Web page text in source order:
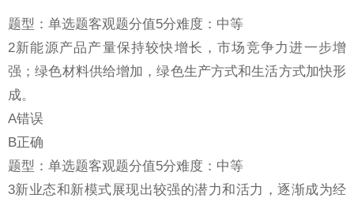
题型：单选题客观题分值5分难度：中等
2新能源产品产量保持较快增长，市场竞争力进一步增
强；绿色材料供给增加，绿色生产方式和生活方式加快形
成。
A错误
B正确
题型：单选题客观题分值5分难度：中等
3新业态和新模式展现出较强的潜力和活力，逐渐成为经